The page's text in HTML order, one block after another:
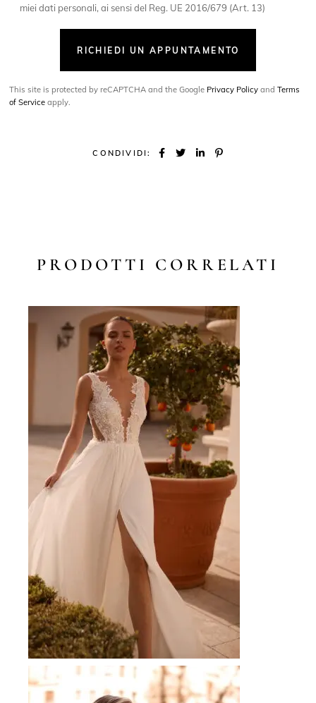
miei dati personali, ai sensi del Reg. UE 2016/679 (Art. 13)
RICHIEDI UN APPUNTAMENTO
This site is protected by reCAPTCHA and the Google Privacy Policy andTerms
of Service apply.
CONDIVIDI:
PRODOTTI CORRELATI